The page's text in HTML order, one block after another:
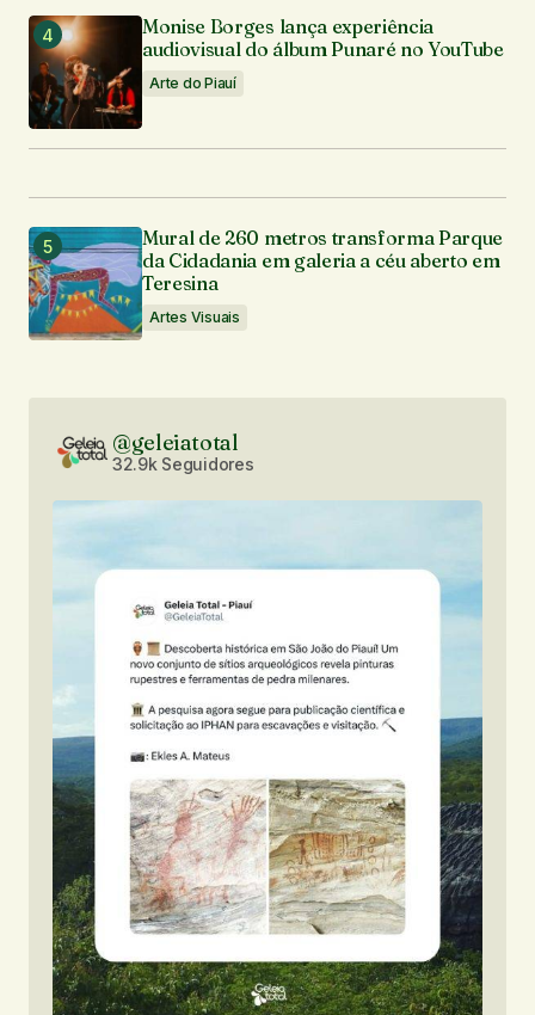
Monise Borges lança experiência
audiovisual do álbum Punaré no YouTube
Arte do Piauí
Mural de 260 metros transforma Parque
da Cidadania em galeria a céu aberto em
Teresina
Artes Visuais
@geleiatotal
32.9k Seguidores